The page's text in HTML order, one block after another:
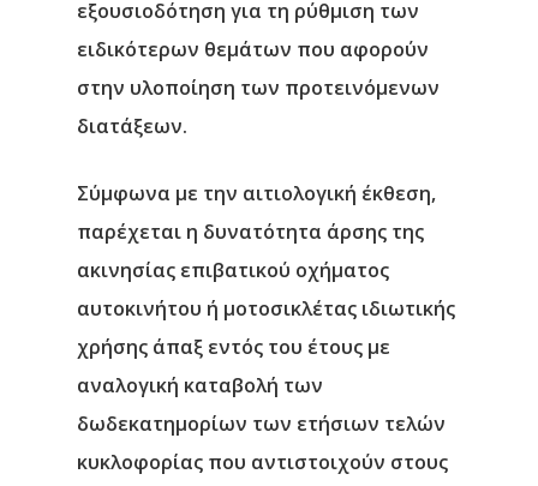
εξουσιοδότηση για τη ρύθμιση των
ειδικότερων θεμάτων που αφορούν
στην υλοποίηση των προτεινόμενων
διατάξεων.
Σύμφωνα με την αιτιολογική έκθεση,
παρέχεται η δυνατότητα άρσης της
ακινησίας επιβατικού οχήματος
αυτοκινήτου ή μοτοσικλέτας ιδιωτικής
χρήσης άπαξ εντός του έτους με
αναλογική καταβολή των
δωδεκατημορίων των ετήσιων τελών
κυκλοφορίας που αντιστοιχούν στους